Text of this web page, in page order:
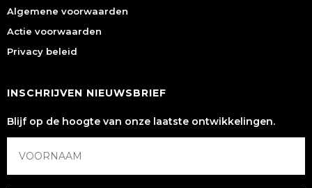
Algemene voorwaarden
Actie voorwaarden
Privacy beleid
INSCHRIJVEN NIEUWSBRIEF
Blijf op de hoogte van onze laatste ontwikkelingen.